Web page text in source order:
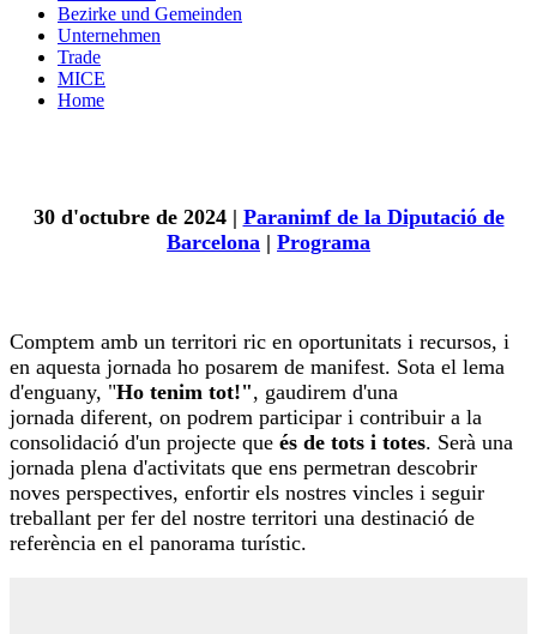
Bezirke und Gemeinden
Unternehmen
Trade
MICE
Home
30 d'octubre de 2024 | Paranimf de la Diputació de
Barcelona | Programa
Comptem amb un territori ric en oportunitats i recursos, i
en aquesta jornada ho posarem de manifest. Sota el lema
d'enguany, "Ho tenim tot!", gaudirem d'una
jornada diferent, on podrem participar i contribuir a la
consolidació d'un projecte que és de tots i totes. Serà una
jornada plena d'activitats que ens permetran descobrir
noves perspectives, enfortir els nostres vincles i seguir
treballant per fer del nostre territori una destinació de
referència en el panorama turístic.